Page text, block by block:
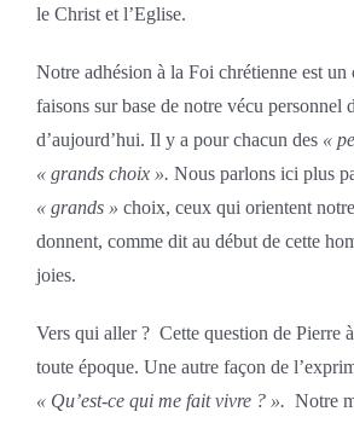
le Christ et l’Eglise.
Notre adhésion à la Foi chrétienne est un
faisons sur base de notre vécu personnel
d’aujourd’hui. Il y a pour chacun des «
« grands choix ». Nous parlons ici plus
« grands » choix, ceux qui orientent
donnent, comme dit au début de cette
joies.
Vers qui aller ? Cette question de Pierre
toute époque. Une autre façon de
« Qu’est-ce qui me fait vivre ? ». Notre